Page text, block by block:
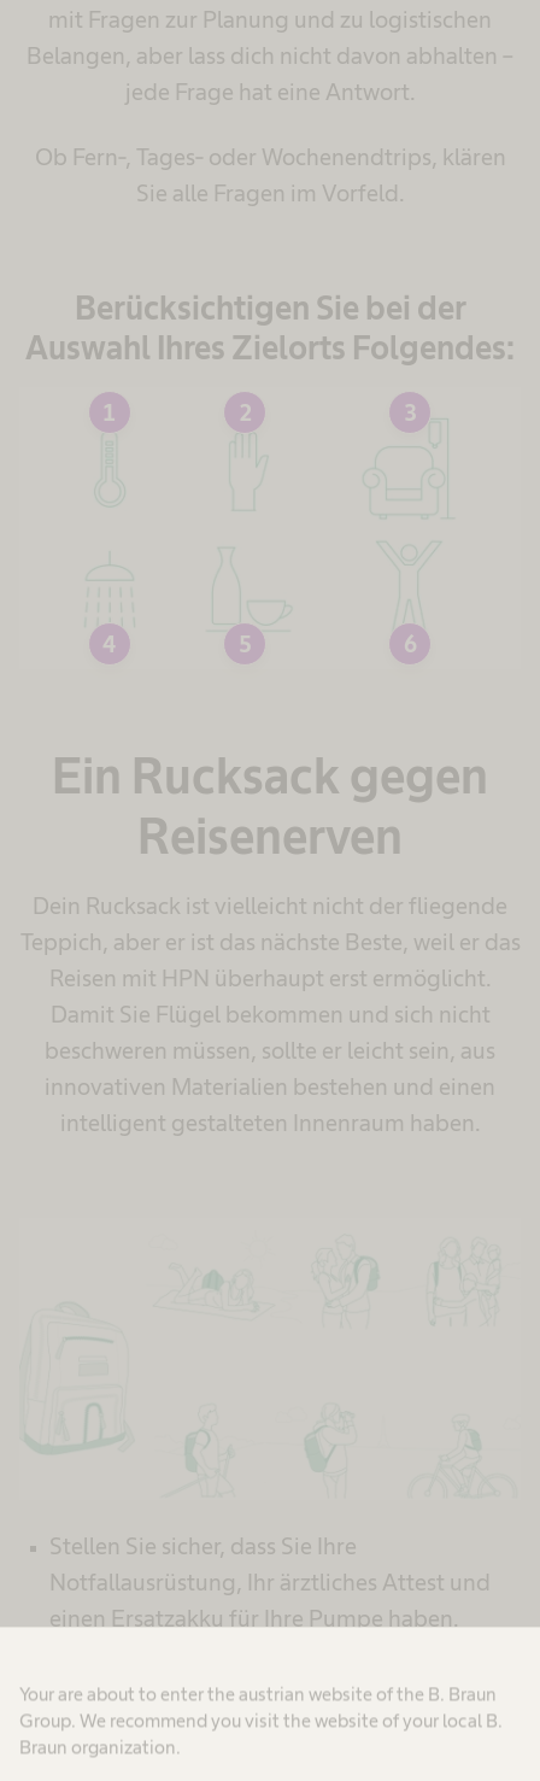
Your are about to enter the austrian website of the B. Braun
Group. We recommend you visit the website of your local B.
Braun organization.
mit Fragen zur Planung und zu logistischen
Belangen, aber lass dich nicht davon abhalten –
jede Frage hat eine Antwort.
Ob Fern-, Tages- oder Wochenendtrips, klären
Sie alle Fragen im Vorfeld.
Berücksichtigen Sie bei der
Auswahl Ihres Zielorts Folgendes:
1 2 3
4 5 6
Ein Rucksack gegen
Reisenerven
Dein Rucksack ist vielleicht nicht der fliegende
Teppich, aber er ist das nächste Beste, weil er das
Reisen mit HPN überhaupt erst ermöglicht.
Damit Sie Flügel bekommen und sich nicht
beschweren müssen, sollte er leicht sein, aus
innovativen Materialien bestehen und einen
intelligent gestalteten Innenraum haben.
Stellen Sie sicher, dass Sie Ihre
Notfallausrüstung, Ihr ärztliches Attest und
einen Ersatzakku für Ihre Pumpe haben.
ordentlich ist, um dich vor Infektionen und
potenziell belastenden Situationen zu